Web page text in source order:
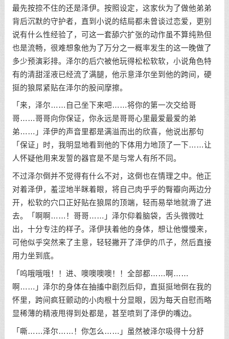
最先按捺不住的还是泽伊。按照设定，这家伙为了做他弟弟
背后沉默的守护者，直到小说的结局都未曾谈过恋爱，更别
说有什么性经验了，可这一套舔穴扩张的动作虽不算纯熟但
也是流畅，很难想象他为了万分之一概率发生的这一晚做了
多少预演彩排。泽尔的后穴被他玩得松松软软，小说角色特
有的清甜淫液已经流了满腿，他示意泽尔坐到他的跨间，硬
挺的狼屌紧贴在泽尔的股间摩擦。
「来，泽尔……自己坐下来吧……将你的第一次交给哥
哥……哥哥向你保证，你永远是哥哥心里最爱最爱的弟
弟……」泽伊的声音里都是满溢而出的欣喜，他说出那句
「保证」时，我明显地看到他的下体用力地顶了一下……让
人怀疑他用来发誓的器官是不是与常人有所不同。
不过泽尔倒并不觉得有什么不对，这倒也在情理之中。他正
对着泽伊，羞涩地半眯着眼，将自己肉乎乎的臀瓣向两边分
开，松软的穴口正好贴在狼屌的顶端，轻而易举地就滑了进
去。「啊啊……！哥哥……」泽尔仰着脑袋，舌头微微吐
出，十分专注的样子。泽伊扶着他的身体，想让他慢慢来，
可他似乎突然来了主意，轻轻撇开了泽伊的爪子，然后直接
用力坐到底。
「呜哦哦哦！！进、噢噢噢噢！！全部都……啊……
啊……」泽尔的身体在抽搐中剧烈后仰，直挺挺地倒在我的
怀里，跨间疯狂颤动的小肉根十分显眼，因为每天自慰而略
显稀薄的精液甩得到处都是，甚至喷到了泽伊的嘴边。
「嘶……泽尔……！你怎么……」虽然被泽尔吸得十分舒